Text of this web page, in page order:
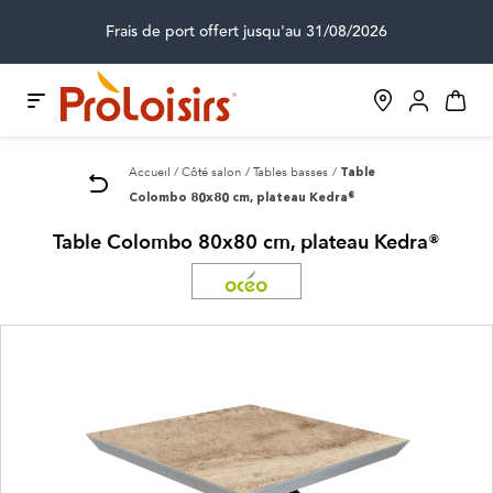
Frais de port offert jusqu'au 31/08/2026
Accueil Côté salon Tables basses Table
Colombo 80x80 cm, plateau Kedra®
Table Colombo 80x80 cm, plateau Kedra®